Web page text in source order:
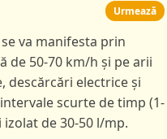
Urmează
va manifesta prin
de 50-70 km/h și pe arii
descărcări electrice și
scurte de timp (1-
de 30-50 l/mp.